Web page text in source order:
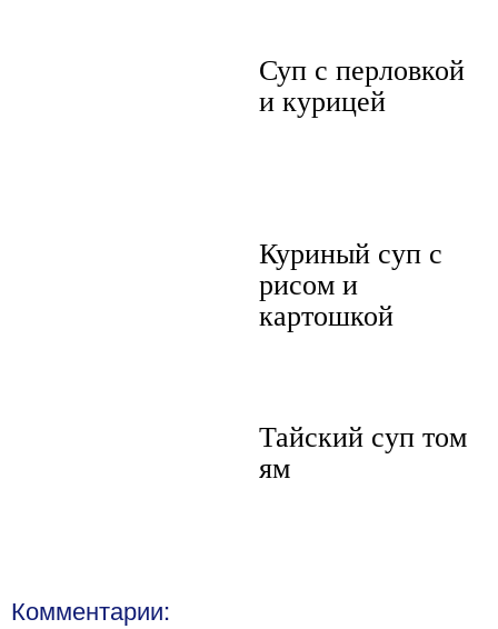
Суп с перловкой
и курицей
Куриный суп с
рисом и
картошкой
Тайский суп том
ям
Комментарии: